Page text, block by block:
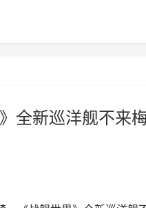
全新巡洋舰不来